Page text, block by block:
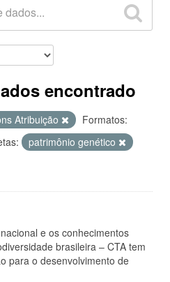
encontrado
Atribuição
Formatos:
patrimônio genético
e os conhecimentos
brasileira – CTA tem
para o desenvolvimento de